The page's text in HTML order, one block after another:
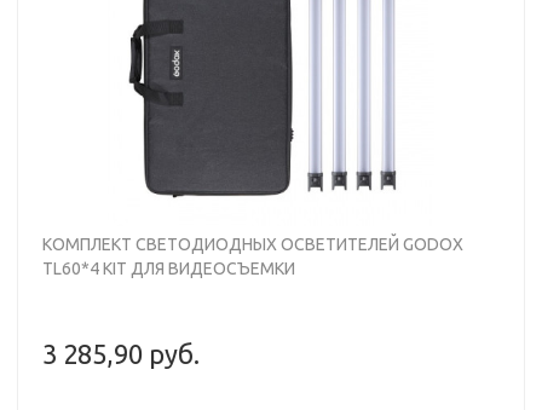
КОМПЛЕКТ СВЕТОДИОДНЫХ ОСВЕТИТЕЛЕЙ GODOX
TL60*4 KIT ДЛЯ ВИДЕОСЪЕМКИ
3 285,90 руб.